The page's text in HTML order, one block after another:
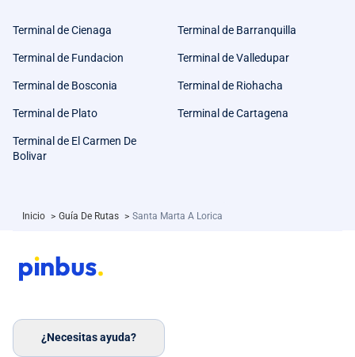
Terminal de Cienaga Terminal de Barranquilla
Terminal de Fundacion Terminal de Valledupar
Terminal de Bosconia Terminal de Riohacha
Terminal de Plato Terminal de Cartagena
Terminal de El Carmen De
Bolivar
Inicio > Guía De Rutas > Santa Marta A Lorica
¿Necesitas ayuda?